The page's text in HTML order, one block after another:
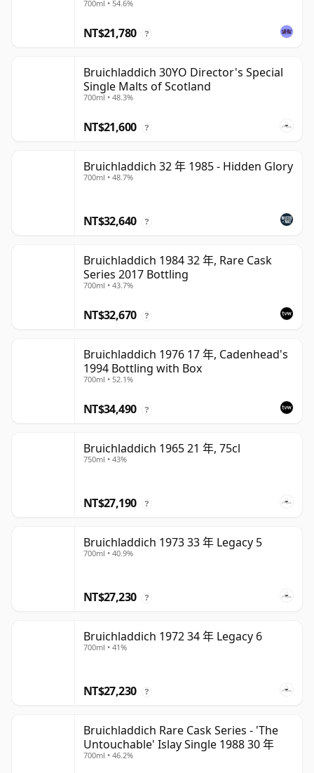
700ml • 54.6%
NT$21,780 ?
Bruichladdich 30YO Director's Special
Single Malts of Scotland
700ml • 48.3%
NT$21,600 ?
Bruichladdich 32 年 1985 - Hidden Glory
700ml • 48.7%
NT$32,640 ?
Bruichladdich 1984 32 年, Rare Cask
Series 2017 Bottling
700ml • 43.7%
NT$32,670 ?
Bruichladdich 1976 17 年, Cadenhead's
1994 Bottling with Box
700ml • 52.1%
NT$34,490 ?
Bruichladdich 1965 21 年, 75cl
750ml • 43%
NT$27,190 ?
Bruichladdich 1973 33 年 Legacy 5
700ml • 40.9%
NT$27,230 ?
Bruichladdich 1972 34 年 Legacy 6
700ml • 41%
NT$27,230 ?
Bruichladdich Rare Cask Series - 'The
Untouchable' Islay Single 1988 30 年
700ml • 46.2%